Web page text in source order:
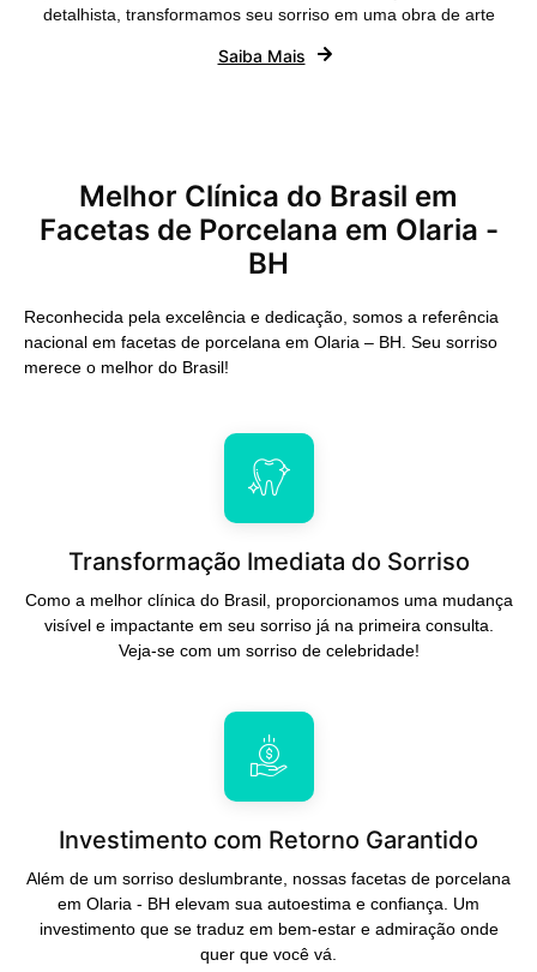
detalhista, transformamos seu sorriso em uma obra de arte
Saiba Mais
Melhor Clínica do Brasil em
Facetas de Porcelana em Olaria -
BH
Reconhecida pela excelência e dedicação, somos a referência
nacional em facetas de porcelana em Olaria – BH. Seu sorriso
merece o melhor do Brasil!
Transformação Imediata do Sorriso
Como a melhor clínica do Brasil, proporcionamos uma mudança
visível e impactante em seu sorriso já na primeira consulta.
Veja-se com um sorriso de celebridade!
Investimento com Retorno Garantido
Além de um sorriso deslumbrante, nossas facetas de porcelana
em Olaria - BH elevam sua autoestima e confiança. Um
investimento que se traduz em bem-estar e admiração onde
quer que você vá.